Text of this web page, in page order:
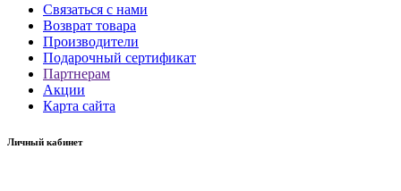
Связаться с нами
Возврат товара
Производители
Подарочный сертификат
Партнерам
Акции
Карта сайта
Личный кабинет